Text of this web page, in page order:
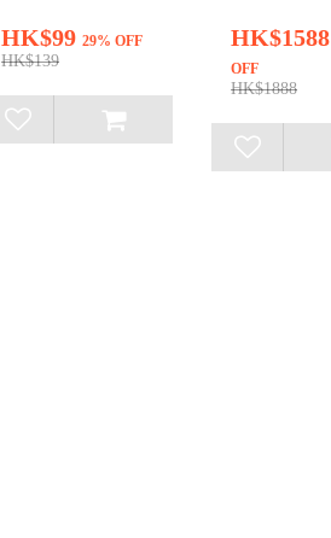
HK$99 29% OFF
HK$139
HK$1588
OFF
HK$1888